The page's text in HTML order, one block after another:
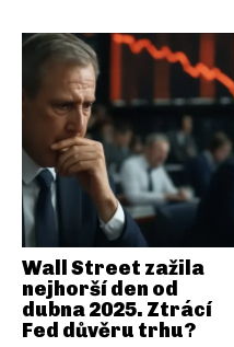
Wall Street zažila
nejhorší den od
dubna 2025. Ztrácí
Fed důvěru trhu?